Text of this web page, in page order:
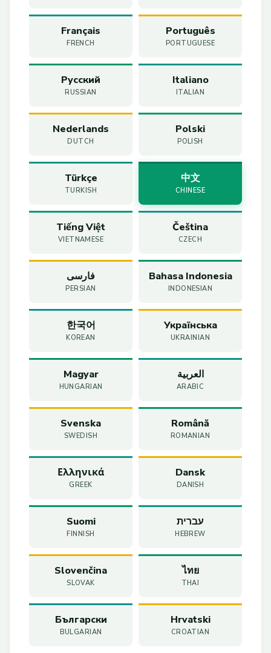
Français
FRENCH
Português
PORTUGUESE
Русский
RUSSIAN
Italiano
ITALIAN
Nederlands
DUTCH
Polski
POLISH
Türkçe
TURKISH
中文
CHINESE
Tiếng Việt
VIETNAMESE
Čeština
CZECH
فارسی
PERSIAN
Bahasa Indonesia
INDONESIAN
한국어
KOREAN
Українська
UKRAINIAN
Magyar
HUNGARIAN
العربية
ARABIC
Svenska
SWEDISH
Română
ROMANIAN
Ελληνικά
GREEK
Dansk
DANISH
Suomi
FINNISH
עברית
HEBREW
Slovenčina
SLOVAK
ไทย
THAI
Български
BULGARIAN
Hrvatski
CROATIAN